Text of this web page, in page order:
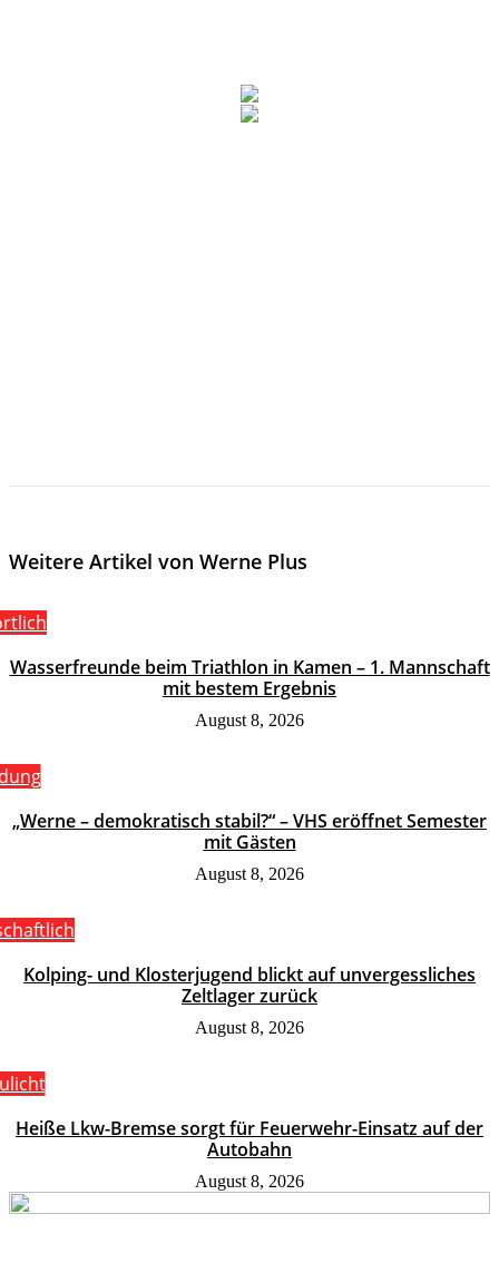
Weitere Artikel von Werne Plus
Wasserfreunde beim Triathlon in Kamen – 1. Mannschaft
mit bestem Ergebnis
August 8, 2026
„Werne – demokratisch stabil?“ – VHS eröffnet Semester
mit Gästen
August 8, 2026
Kolping- und Klosterjugend blickt auf unvergessliches
Zeltlager zurück
August 8, 2026
Heiße Lkw-Bremse sorgt für Feuerwehr-Einsatz auf der
Autobahn
August 8, 2026